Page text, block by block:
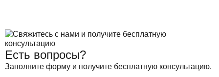
Есть вопросы?
Заполните форму и получите бесплатную консультацию.